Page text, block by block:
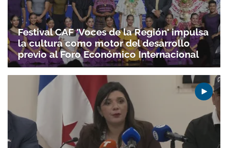
Festival CAF 'Voces de la Región' impulsa
la cultura como motor del desarrollo
previo al Foro Económico Internacional